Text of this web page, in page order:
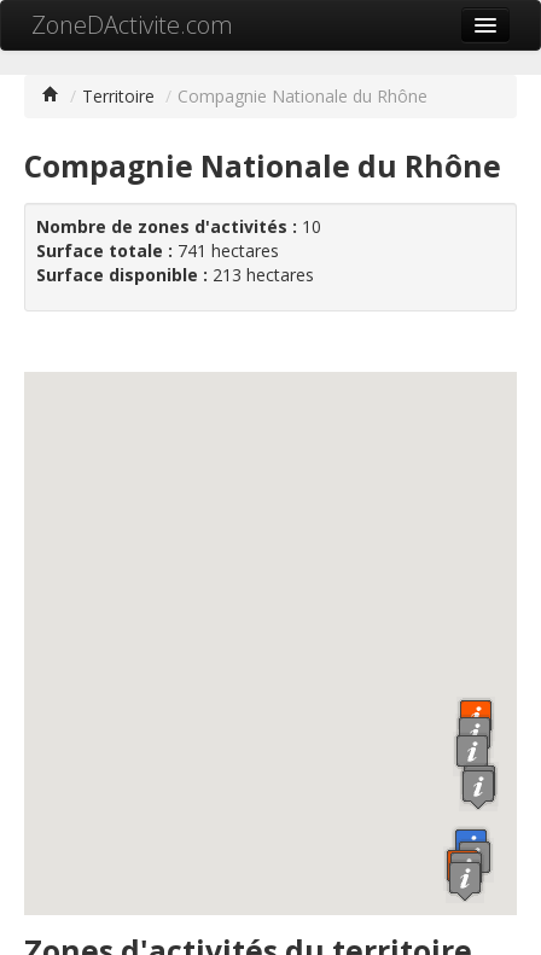
ZoneDActivite.com
Cartographie ZA
Recherche avancée
Référencer ma zone
Contact
/ Territoire / Compagnie Nationale du Rhône
Compagnie Nationale du Rhône
Nombre de zones d'activités : 10
Surface totale : 741 hectares
Surface disponible : 213 hectares